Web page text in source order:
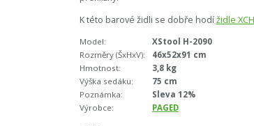
K této barové židli se dobře hodížidle
Model:
XStool H-2090
Rozměry (ŠxHxV):
46x52x91 cm
Hmotnost:
3,8 kg
Výška sedáku:
75 cm
Poznámka:
Sleva 12%
Výrobce:
PAGED